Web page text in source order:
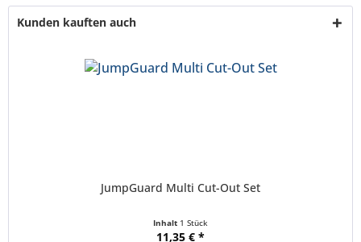
Kunden kauften auch
JumpGuard Multi Cut-Out Set
Inhalt 1 Stück
11,35 € *